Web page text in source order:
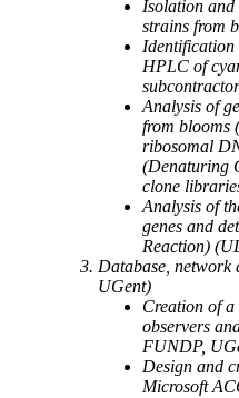
Isolation
strains from
Identification
HPLC of
Analysis of
from blooms
ribosomal
(Denaturing
clone
Analysis of
genes and
Reaction)
Database, network
UGent)
Creation of
observers
FUNDP,
Design and
Microsoft